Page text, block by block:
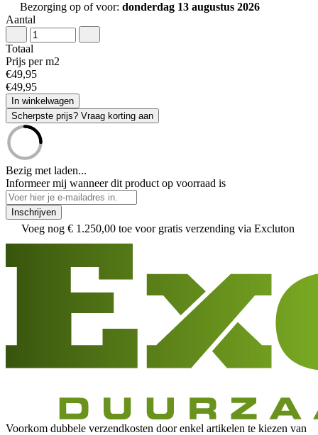
Bezorging op of voor: donderdag 13 augustus 2026
Aantal
Totaal
Prijs per m2
€49,95
€49,95
In winkelwagen
Scherpste prijs? Vraag korting aan
Bezig met laden...
Informeer mij wanneer dit product op voorraad is
Inschrijven
Voeg nog € 1.250,00 toe voor gratis verzending via Excluton
Voorkom dubbele verzendkosten door enkel artikelen te kiezen van